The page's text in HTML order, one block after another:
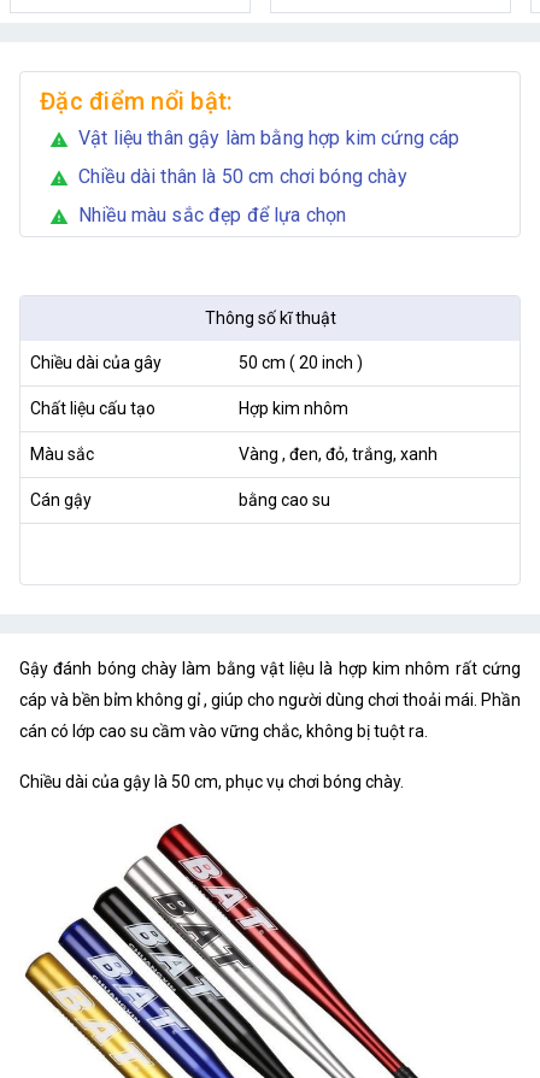
Đặc điểm nổi bật:
warning Vật liệu thân gậy làm bằng hợp kim cứng cáp
warning Chiều dài thân là 50 cm chơi bóng chày
warning Nhiều màu sắc đẹp để lựa chọn
Thông số kĩ thuật
Chiều dài của gây 50 cm ( 20 inch )
Chất liệu cấu tạo Hợp kim nhôm
Màu sắc Vàng , đen, đỏ, trắng, xanh
Cán gậy bằng cao su
Gậy đánh bóng chày làm bằng vật liệu là hợp kim nhôm rất cứng
cáp và bền bỉm không gỉ , giúp cho người dùng chơi thoải mái. Phần
cán có lớp cao su cầm vào vững chắc, không bị tuột ra.
Chiều dài của gậy là 50 cm, phục vụ chơi bóng chày.